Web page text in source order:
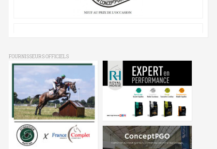
FOURNISSEURS OFFICIELS